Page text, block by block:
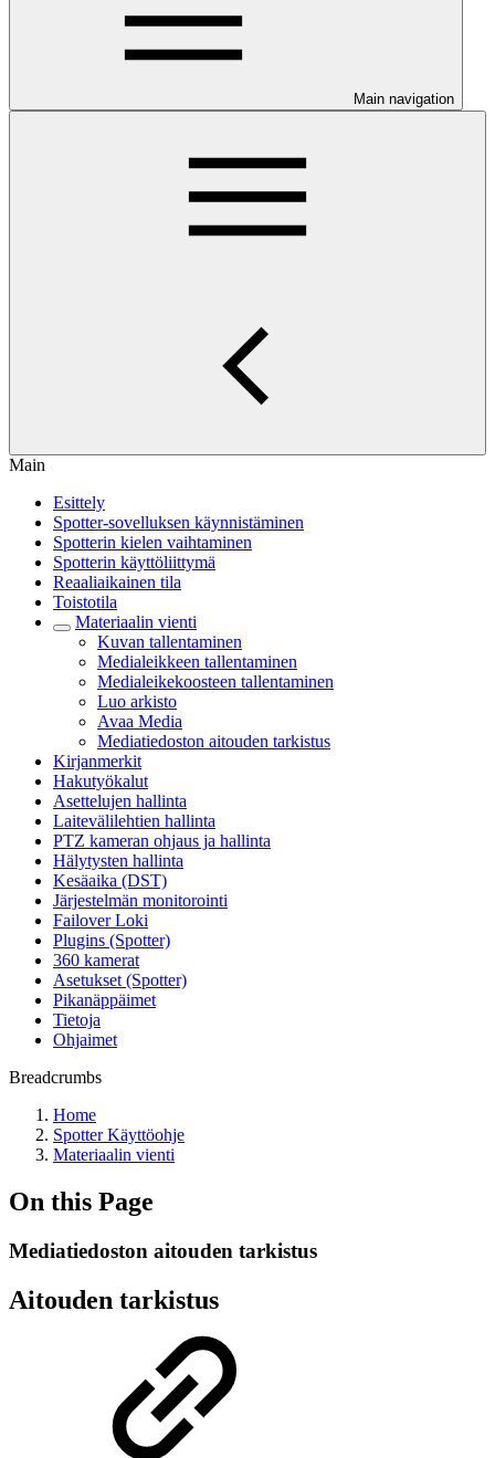
Main navigation
Main
Esittely
Spotter-sovelluksen käynnistäminen
Spotterin kielen vaihtaminen
Spotterin käyttöliittymä
Reaaliaikainen tila
Toistotila
Materiaalin vienti
Kuvan tallentaminen
Medialeikkeen tallentaminen
Medialeikekoosteen tallentaminen
Luo arkisto
Avaa Media
Mediatiedoston aitouden tarkistus
Kirjanmerkit
Hakutyökalut
Asettelujen hallinta
Laitevälilehtien hallinta
PTZ kameran ohjaus ja hallinta
Hälytysten hallinta
Kesäaika (DST)
Järjestelmän monitorointi
Failover Loki
Plugins (Spotter)
360 kamerat
Asetukset (Spotter)
Pikanäppäimet
Tietoja
Ohjaimet
Breadcrumbs
Home
Spotter Käyttöohje
Materiaalin vienti
On this Page
Mediatiedoston aitouden tarkistus
Aitouden tarkistus